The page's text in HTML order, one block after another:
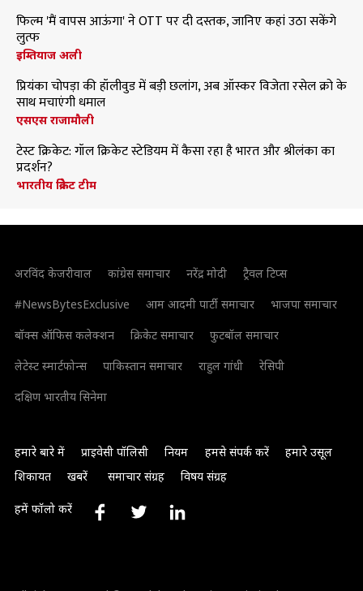
फिल्म 'मैं वापस आऊंगा' ने OTT पर दी दस्तक, जानिए कहां उठा सकेंगे
लुत्फ
इम्तियाज अली
प्रियंका चोपड़ा की हॉलीवुड में बड़ी छलांग, अब ऑस्कर विजेता रसेल क्रो के
साथ मचाएंगी धमाल
एसएस राजामौली
टेस्ट क्रिकेट: गॉल क्रिकेट स्टेडियम में कैसा रहा है भारत और श्रीलंका का
प्रदर्शन?
भारतीय क्रिकेट टीम
अरविंद केजरीवाल कांग्रेस समाचार नरेंद्र मोदी
ट्रैवल टिप्स
#NewsBytesExclusive
आम आदमी पार्टी समाचार
भाजपा समाचार
बॉक्स ऑफिस कलेक्शन
क्रिकेट समाचार
फुटबॉल समाचार
लेटेस्ट स्मार्टफोन्स
पाकिस्तान समाचार राहुल गांधी
रेसिपी
दक्षिण भारतीय सिनेमा
हमारे बारे में प्राइवेसी पॉलिसी नियम हमसे संपर्क करें
हमारे उसूल
शिकायत
खबरें समाचार संग्रह विषय संग्रह
हमें फॉलो करें